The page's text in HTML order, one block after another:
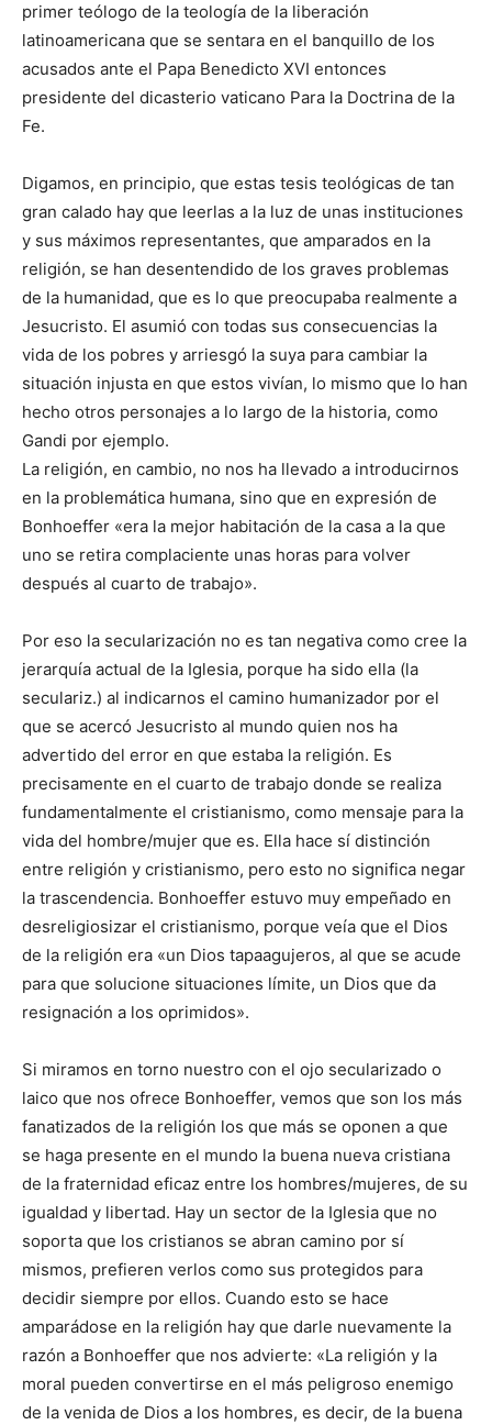
primer teólogo de la teología de la liberación
latinoamericana que se sentara en el banquillo de los
acusados ante el Papa Benedicto XVI entonces
presidente del dicasterio vaticano Para la Doctrina de la
Fe.
Digamos, en principio, que estas tesis teológicas de tan
gran calado hay que leerlas a la luz de unas instituciones
y sus máximos representantes, que amparados en la
religión, se han desentendido de los graves problemas
de la humanidad, que es lo que preocupaba realmente a
Jesucristo. El asumió con todas sus consecuencias la
vida de los pobres y arriesgó la suya para cambiar la
situación injusta en que estos vivían, lo mismo que lo han
hecho otros personajes a lo largo de la historia, como
Gandi por ejemplo.
La religión, en cambio, no nos ha llevado a introducirnos
en la problemática humana, sino que en expresión de
Bonhoeffer «era la mejor habitación de la casa a la que
uno se retira complaciente unas horas para volver
después al cuarto de trabajo».
Por eso la secularización no es tan negativa como cree la
jerarquía actual de la Iglesia, porque ha sido ella (la
seculariz.) al indicarnos el camino humanizador por el
que se acercó Jesucristo al mundo quien nos ha
advertido del error en que estaba la religión. Es
precisamente en el cuarto de trabajo donde se realiza
fundamentalmente el cristianismo, como mensaje para la
vida del hombre/mujer que es. Ella hace sí distinción
entre religión y cristianismo, pero esto no significa negar
la trascendencia. Bonhoeffer estuvo muy empeñado en
desreligiosizar el cristianismo, porque veía que el Dios
de la religión era «un Dios tapaagujeros, al que se acude
para que solucione situaciones límite, un Dios que da
resignación a los oprimidos».
Si miramos en torno nuestro con el ojo secularizado o
laico que nos ofrece Bonhoeffer, vemos que son los más
fanatizados de la religión los que más se oponen a que
se haga presente en el mundo la buena nueva cristiana
de la fraternidad eficaz entre los hombres/mujeres, de su
igualdad y libertad. Hay un sector de la Iglesia que no
soporta que los cristianos se abran camino por sí
mismos, prefieren verlos como sus protegidos para
decidir siempre por ellos. Cuando esto se hace
amparádose en la religión hay que darle nuevamente la
razón a Bonhoeffer que nos advierte: «La religión y la
moral pueden convertirse en el más peligroso enemigo
de la venida de Dios a los hombres, es decir, de la buena